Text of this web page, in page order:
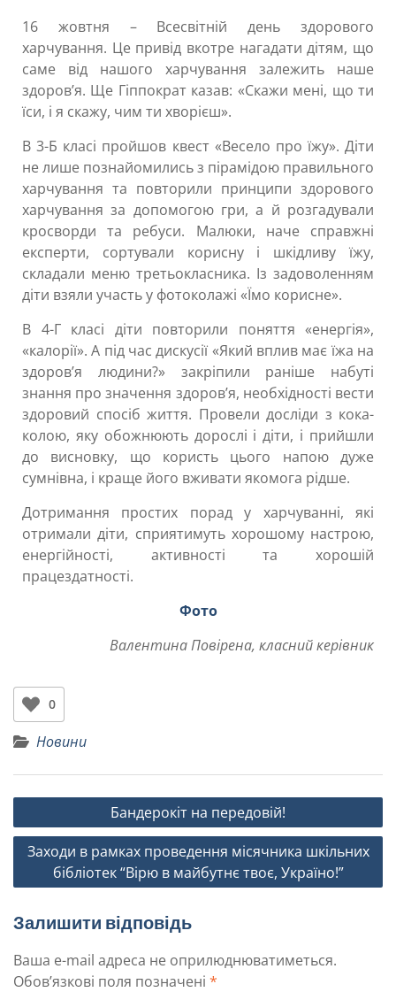
16 жовтня – Всесвітній день здорового
харчування. Це привід вкотре нагадати дітям, що
саме від нашого харчування залежить наше
здоров’я. Ще Гіппократ казав: «Скажи мені, що ти
їси, і я скажу, чим ти хворієш».
В 3-Б класі пройшов квест «Весело про їжу». Діти
не лише познайомились з пірамідою правильного
харчування та повторили принципи здорового
харчування за допомогою гри, а й розгадували
кросворди та ребуси. Малюки, наче справжні
експерти, сортували корисну і шкідливу їжу,
складали меню третьокласника. Із задоволенням
діти взяли участь у фотоколажі «Їмо корисне».
В 4-Г класі діти повторили поняття «енергія»,
«калорії». А під час дискусії «Який вплив має їжа на
здоров’я людини?» закріпили раніше набуті
знання про значення здоров’я, необхідності вести
здоровий спосіб життя. Провели досліди з кока-
колою, яку обожнюють дорослі і діти, і прийшли
до висновку, що користь цього напою дуже
сумнівна, і краще його вживати якомога рідше.
Дотримання простих порад у харчуванні, які
отримали діти, сприятимуть хорошому настрою,
енергійності, активності та хорошій
працездатності.
Фото
Валентина Повірена, класний керівник
0
Новини
Бандерокіт на передовій!
Заходи в рамках проведення місячника шкільних
бібліотек “Вірю в майбутнє твоє, Україно!”
Залишити відповідь
Ваша e-mail адреса не оприлюднюватиметься.
Обов’язкові поля позначені *